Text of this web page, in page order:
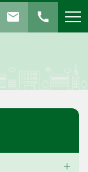
call
mail